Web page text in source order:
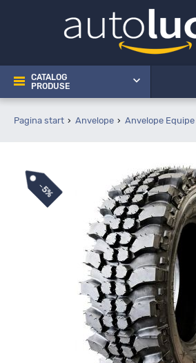
CATALOG
PRODUSE
Pagina start Anvelope Anvelope Equipe
-
5%